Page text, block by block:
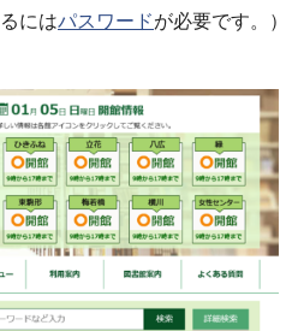
にはパスワードが必要です。）